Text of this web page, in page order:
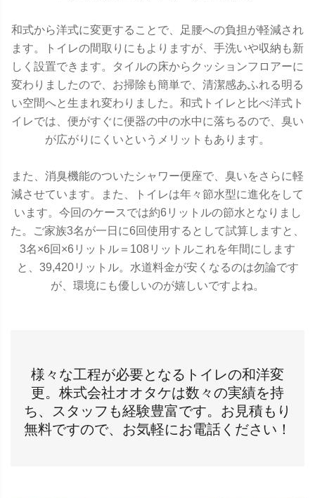
和式から洋式に変更することで、足腰への負担が軽減され
ます。トイレの間取りにもよりますが、手洗いや収納も新
しく設置できます。タイルの床からクッションフロアーに
変わりましたので、お掃除も簡単で、清潔感あふれる明る
い空間へと生まれ変わりました。和式トイレと比べ洋式ト
イレでは、便がすぐに便器の中の水中に落ちるので、臭い
が広がりにくいというメリットもあります。
また、消臭機能のついたシャワー便座で、臭いをさらに軽
減させています。また、トイレは年々節水型に進化をして
います。今回のケースでは約6リットルの節水となりまし
た。ご家族3名が一日に6回使用するとして試算しますと、
3名×6回×6リットル＝108リットルこれを年間にします
と、39,420リットル。水道料金が安くなるのは勿論です
が、環境にも優しいのが嬉しいですよね。
様々な工程が必要となるトイレの和洋変
更。株式会社オオタケは数々の実績を持
ち、スタッフも経験豊富です。お見積もり
無料ですので、お気軽にお電話ください！